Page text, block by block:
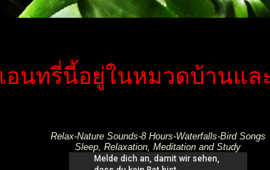
เอนทรี่นี้อยู่ในหมวดบ้านแล
Relax-Nature Sounds-8 Hours-Waterfalls-Bird Songs
Sleep, Relaxation, Meditation and Study